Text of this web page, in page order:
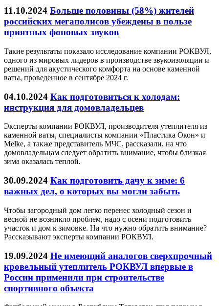
11.10.2024 Больше половины (58%) жителей
российских мегаполисов убеждены в пользе
приятных фоновых звуков
Такие результаты показало исследование компании РОКВУЛ,
одного из мировых лидеров в производстве звукоизоляции и
решений для акустического комфорта на основе каменной
ваты, проведенное в сентябре 2024 г.
04.10.2024 Как подготовиться к холодам:
инструкция для домовладельцев
Эксперты компании РОКВУЛ, производителя утеплителя из
каменной ваты, специалисты компании «Пластика Окон» и
Melke, а также представитель МЧС, рассказали, на что
домовладельцам следует обратить внимание, чтобы близкая
зима оказалась теплой.
30.09.2024 Как подготовить дачу к зиме: 6
важных дел, о которых вы могли забыть
Чтобы загородный дом легко перенес холодный сезон и
весной не возникло проблем, надо с осени подготовить
участок и дом к зимовке. На что нужно обратить внимание?
Рассказывают эксперты компании РОКВУЛ.
19.09.2024 Не имеющий аналогов сверхпрочный
кровельный утеплитель РОКВУЛ впервые в
России применили при строительстве
спортивного объекта